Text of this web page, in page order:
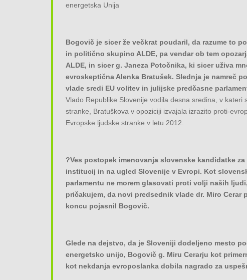
energetska Unija
Bogovič je sicer že večkrat poudaril, da razume to
in politično skupino ALDE, pa vendar ob tem
ALDE, in sicer g. Janeza Potočnika, ki sicer uživa
evroskeptična Alenka Bratušek. Slednja je namreč
vlade sredi EU volitev in julijske predčasne
Vlado Republike Slovenije vodila desna sredina, v
stranke, Bratuškova v opoziciji izvajala izrazito proti-
Evropske ljudske stranke v letu 2012.
?Ves postopek imenovanja slovenske kandidatke
institucij in na ugled Slovenije v Evropi. Kot
parlamentu ne morem glasovati proti volji naših
pričakujem, da novi predsednik vlade dr. Miro Cerar
koncu pojasnil Bogovič.
Glede na dejstvo, da je Sloveniji dodeljeno mesto
energetsko unijo, Bogovič g. Miru Cerarju kot
kot nekdanja evroposlanka dobila nagrado za